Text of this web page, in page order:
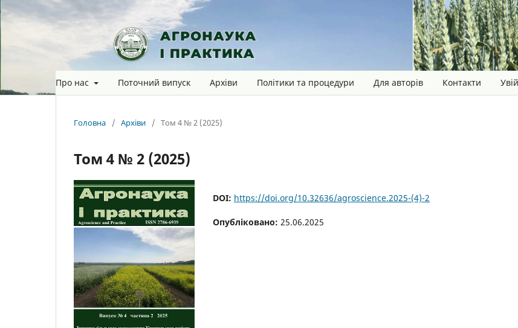
Про нас Поточний випуск Архіви Політики та процедури Для авторів Контакти
Головна / Архіви / Том 4 № 2 (2025)
Том 4 № 2 (2025)
DOI: https://doi.org/10.32636/agroscience.2025-(4)-2
Опубліковано: 25.06.2025